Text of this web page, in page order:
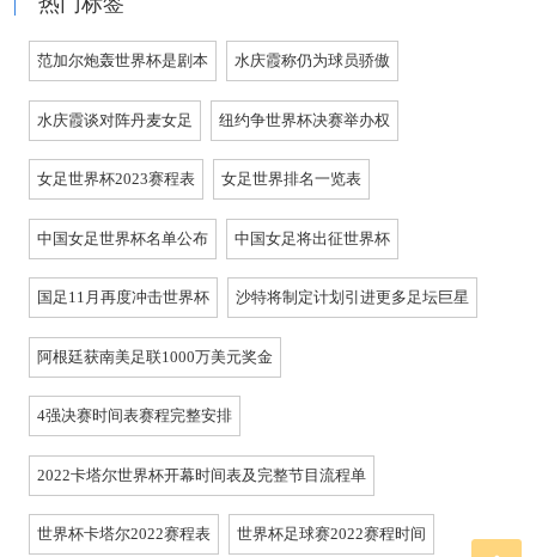
范加尔炮轰世界杯是剧本 水庆霞称仍为球员骄傲
水庆霞谈对阵丹麦女足 纽约争世界杯决赛举办权
女足世界杯2023赛程表 女足世界排名一览表
中国女足世界杯名单公布 中国女足将出征世界杯
国足11月再度冲击世界杯 沙特将制定计划引进更多足坛巨星
阿根廷获南美足联1000万美元奖金
4强决赛时间表赛程完整安排
2022卡塔尔世界杯开幕时间表及完整节目流程单
世界杯卡塔尔2022赛程表 世界杯足球赛2022赛程时间